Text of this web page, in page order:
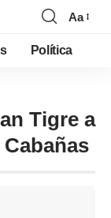
Aa
Política
Tigre a